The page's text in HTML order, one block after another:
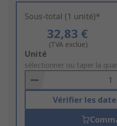
Sous-total (1 unité)*
32,83 €
(TVA exclue)
Add
to
Basket
Unité
sélectionner ou taper la
Vérifier les